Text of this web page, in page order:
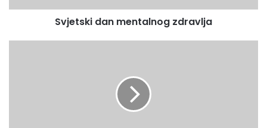
Svjetski dan mentalnog zdravlja